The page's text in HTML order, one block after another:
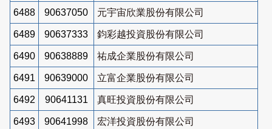
6488 90637050 元宇宙欣業股份有限公司
6489 90637333 鈞彩越投資股份有限公司
6490 90638889 祐成企業股份有限公司
6491 90639000 立富企業股份有限公司
6492 90641131 真旺投資股份有限公司
6493 90641998 宏洋投資股份有限公司